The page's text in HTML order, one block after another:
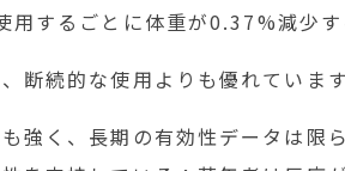
用するごとに体重が0.37%減少す
断続的な使用よりも優れています
強く、長期の有効性データは限